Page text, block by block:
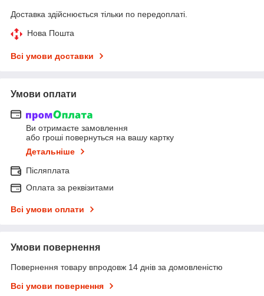
Доставка здійснюється тільки по передоплаті.
Нова Пошта
Всі умови доставки
Умови оплати
Ви отримаєте замовлення
або гроші повернуться на вашу картку
Детальніше
Післяплата
Оплата за реквізитами
Всі умови оплати
Умови повернення
Повернення товару впродовж 14 днів за домовленістю
Всі умови повернення